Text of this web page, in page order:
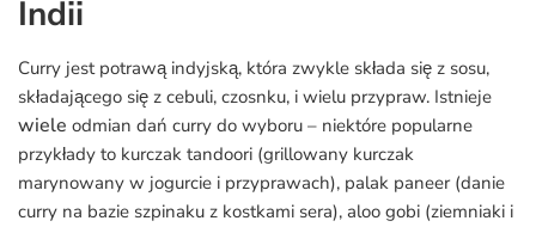
Indii
Curry jest potrawą indyjską, która zwykle składa się z sosu,
składającego się z cebuli, czosnku, i wielu przypraw. Istnieje
wiele odmian dań curry do wyboru – niektóre popularne
przykłady to kurczak tandoori (grillowany kurczak
marynowany w jogurcie i przyprawach), palak paneer (danie
curry na bazie szpinaku z kostkami sera), aloo gobi (ziemniaki i